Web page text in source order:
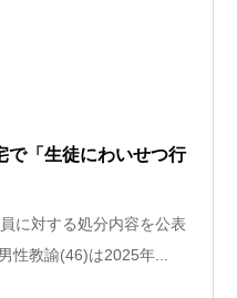
で「生徒にわいせつ行
に対する処分内容を公表
性教諭(46)は2025年...